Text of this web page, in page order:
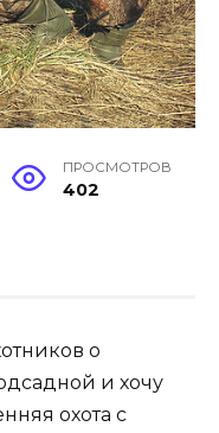
ПРОСМОТРОВ
402
о
и хочу
охота с